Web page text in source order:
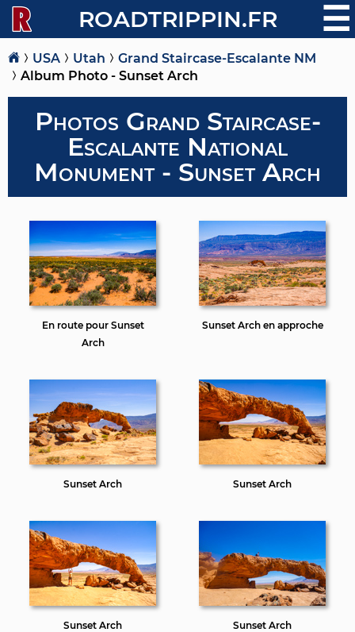
ROADTRIPPIN.FR ☰
USA Utah
Grand Staircase-Escalante NM
Album Photo - Sunset Arch
Photos Grand Staircase-
Escalante National
Monument - Sunset Arch
En route pour Sunset
Arch
Sunset Arch en approche
Sunset Arch Sunset Arch
Sunset Arch Sunset Arch